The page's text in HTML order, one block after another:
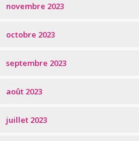
novembre 2023
octobre 2023
septembre 2023
août 2023
juillet 2023